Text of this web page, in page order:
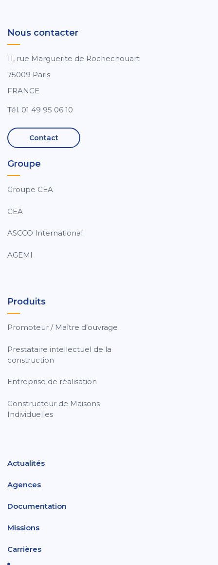
Nous contacter
11, rue Marguerite de Rochechouart
75009 Paris
FRANCE
Tél. 01 49 95 06 10
Contact
Groupe
Groupe CEA
CEA
ASCCO International
AGEMI
Produits
Promoteur / Maître d’ouvrage
Prestataire intellectuel de la
construction
Entreprise de réalisation
Constructeur de Maisons
Individuelles
Actualités
Agences
Documentation
Missions
Carrières